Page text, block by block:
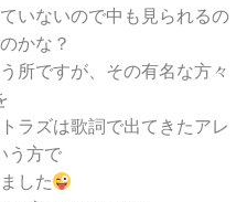
いないので中も見られるの
かな？
所ですが、その有名な方々
ラズは歌詞で出てきたアレ
う方で
した